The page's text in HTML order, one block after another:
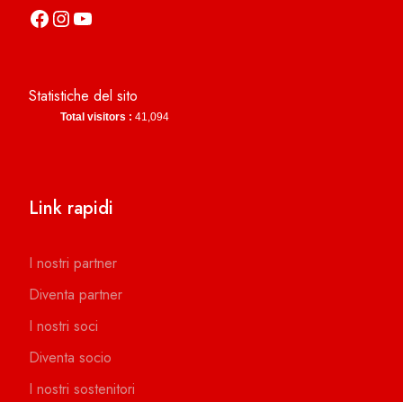
https://it-it.facebook.com/asdcamerinocalcio https://www.instagram.com/camerinocalcio/ https://www.youtube.com/channel/UCl4n2co-g2dZSKsLZ-lZy9g
Statistiche del sito
Total visitors : 41,094
Link rapidi
I nostri partner
Diventa partner
I nostri soci
Diventa socio
I nostri sostenitori